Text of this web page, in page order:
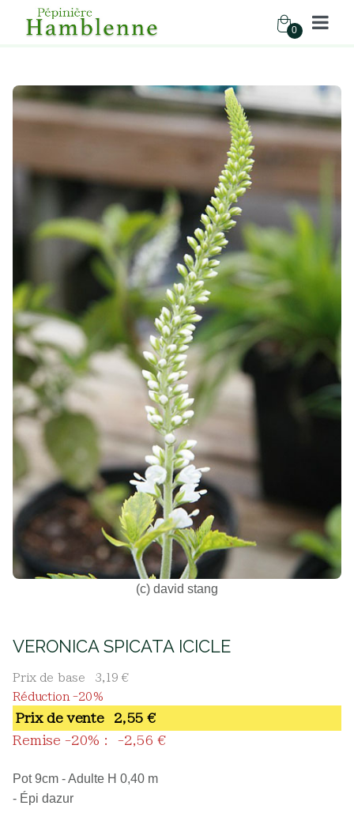
0
Accueil Boutique
Vivaces
VERONICA SPICATA ICICLE
(c) david stang
VERONICA SPICATA ICICLE
Prix de base
3,19 €
Réduction -20%
Prix ​​de vente
2,55 €
Remise -20% :
-2,56 €
Pot 9cm - Adulte H 0,40 m
- Épi dazur